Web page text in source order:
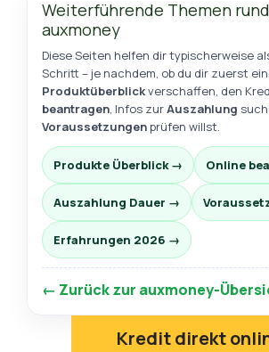
Weiterführende Themen
auxmoney
Diese Seiten helfen dir typischerweise
Schritt – je nachdem, ob du dir zuerst
Produktüberblickverschaffen, den
beantragen, Infos zurAuszahlung
Voraussetzungenprüfen willst.
Produkte Überblick → Online
Auszahlung Dauer →
Erfahrungen 2026 →
← Zurück zur auxmoney-
Kredit direkt